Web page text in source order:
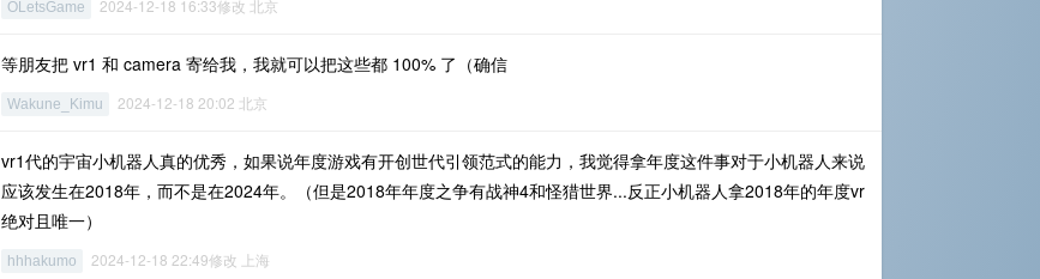
OLetsGame 2024-12-18 16:33修改 北京
等朋友把 vr1 和 camera 寄给我，我就可以把这些都 100% 了（确信
Wakune_Kimu 2024-12-18 20:02 北京
vr1代的宇宙小机器人真的优秀，如果说年度游戏有开创世代引领范式的能力，我觉得拿年度这件事对于小机器人来说
应该发生在2018年，而不是在2024年。（但是2018年年度之争有战神4和怪猎世界...反正小机器人拿2018年的年度vr
绝对且唯一）
hhhakumo 2024-12-18 22:49修改 上海